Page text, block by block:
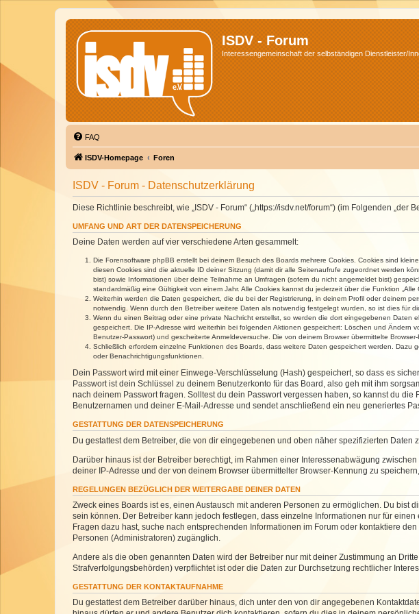
ISDV - Forum
Interessengemeinschaft der selbständigen Dienstleister/
FAQ
ISDV-Homepage Foren
ISDV - Forum - Datenschutzerklärung
Diese Richtlinie beschreibt, wie „ISDV - Forum“ („https://isdv.net/forum“) (im Folgenden
UMFANG UND ART DER DATENSPEICHERUNG
Deine Daten werden auf vier verschiedene Arten gesammelt:
Die Forensoftware phpBB erstellt bei deinem Besuch des Boards mehrere Cookies. Cookies sind
diesen Cookies sind die aktuelle ID deiner Sitzung (damit dir alle Seitenaufrufe zugeordnet werden
bist) sowie Informationen über deine Teilnahme an Umfragen (sofern du nicht angemeldet bist)
standardmäßig eine Gültigkeit von einem Jahr. Alle Cookies kannst du jederzeit über die Funktion „Alle
Weiterhin werden die Daten gespeichert, die du bei der Registrierung, in deinem Profil oder deinem
notwendig. Wenn durch den Betreiber weitere Daten als notwendig festgelegt wurden, so ist dies für
Wenn du einen Beitrag oder eine private Nachricht erstellst, so werden die dort eingegebenen
gespeichert. Die IP-Adresse wird weiterhin bei folgenden Aktionen gespeichert: Löschen und
Benutzer-Passwort) und gescheiterte Anmeldeversuche. Die von deinem Browser übermittelte
Schließlich erfordern einzelne Funktionen des Boards, dass weitere Daten gespeichert werden.
oder Benachrichtigungsfunktionen.
Dein Passwort wird mit einer Einwege-Verschlüsselung (Hash) gespeichert, so dass es
Passwort ist dein Schlüssel zu deinem Benutzerkonto für das Board, also geh mit ihm
nach deinem Passwort fragen. Solltest du dein Passwort vergessen haben, so kannst du
Benutzernamen und deiner E-Mail-Adresse und sendet anschließend ein neu generiertes
GESTATTUNG DER DATENSPEICHERUNG
Du gestattest dem Betreiber, die von dir eingegebenen und oben näher spezifizierten Daten
Darüber hinaus ist der Betreiber berechtigt, im Rahmen einer Interessenabwägung
deiner IP-Adresse und der von deinem Browser übermittelter Browser-Kennung zu
REGELUNGEN BEZÜGLICH DER WEITERGABE DEINER DATEN
Zweck eines Boards ist es, einen Austausch mit anderen Personen zu ermöglichen. Du
sein können. Der Betreiber kann jedoch festlegen, dass einzelne Informationen nur für
Fragen dazu hast, suche nach entsprechenden Informationen im Forum oder kontaktiere
Personen (Administratoren) zugänglich.
Andere als die oben genannten Daten wird der Betreiber nur mit deiner Zustimmung an
Strafverfolgungsbehörden) verpflichtet ist oder die Daten zur Durchsetzung rechtlicher
GESTATTUNG DER KONTAKTAUFNAHME
Du gestattest dem Betreiber darüber hinaus, dich unter den von dir angegebenen